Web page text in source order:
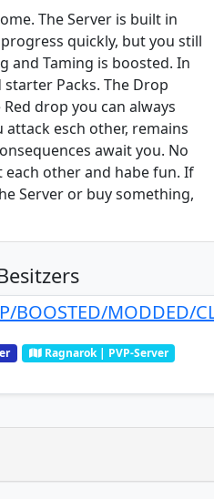
The Server is built in
quickly, but you still
and Taming is boosted. In
Packs. The Drop
drop you can always
esch other, remains
await you. No
each other and habe fun. If
Server or buy something,
BOOSTED/MODDED/
Ragnarok | PVP-Server